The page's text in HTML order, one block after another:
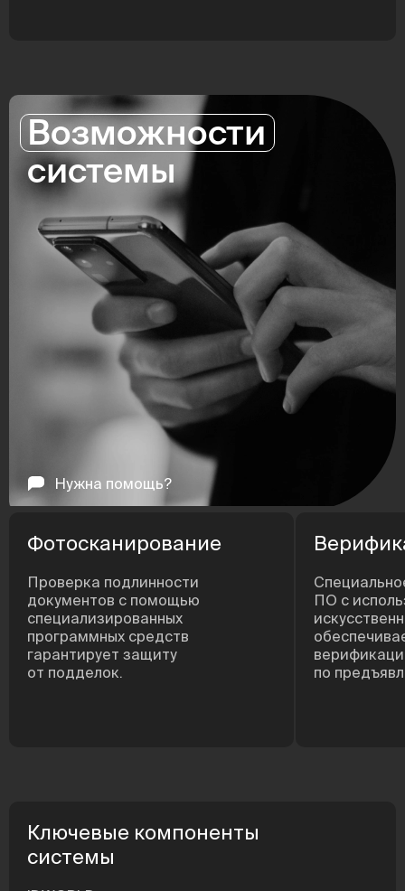
Фотосканирование
Проверка подлинности
документов с помощью
специализированных
программных средств
гарантирует защиту
от подделок.
ПО с
по
Возможности
системы
Нужна помощь?
Ключевые компоненты
системы